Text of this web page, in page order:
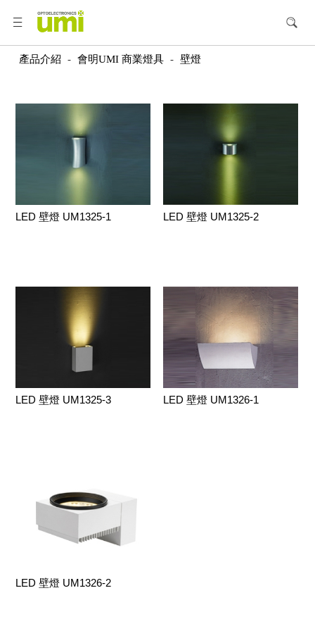
產品介紹 - 會明UMI 商業燈具 - 壁燈
LED 壁燈 UM1325-1 LED 壁燈 UM1325-2
LED 壁燈 UM1325-3 LED 壁燈 UM1326-1
LED 壁燈 UM1326-2